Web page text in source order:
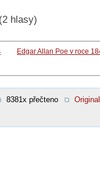
(2 hlasy)
Edgar Allan Poe v roce
8381x přečteno
Original